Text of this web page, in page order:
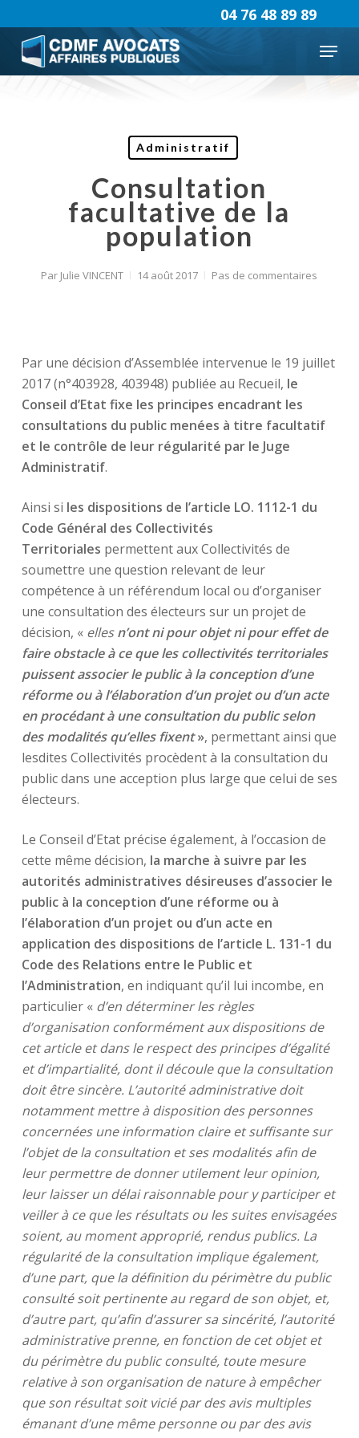
to
main
content
Menu
04 76 48 89 89
Administratif
Consultation
facultative de la
population
Par Julie VINCENT 14 août 2017 Pas de commentaires
Par une décision d’Assemblée intervenue le 19 juillet
2017 (n°403928, 403948) publiée au Recueil, le
Conseil d’Etat fixe les principes encadrant les
consultations du public menées à titre facultatif
et le contrôle de leur régularité par le Juge
Administratif.
Ainsi si les dispositions de l’article LO. 1112-1 du
Code Général des Collectivités
Territoriales permettent aux Collectivités de
soumettre une question relevant de leur
compétence à un référendum local ou d’organiser
une consultation des électeurs sur un projet de
décision, « ellesn’ont ni pour objet ni pour effet de
faire obstacle à ce que les collectivités territoriales
puissent associer le public à la conception d’une
réforme ou à l’élaboration d’un projet ou d’un acte
en procédant à une consultation du public selon
des modalités qu’elles fixent», permettant ainsi que
lesdites Collectivités procèdent à la consultation du
public dans une acception plus large que celui de ses
électeurs.
Le Conseil d’Etat précise également, à l’occasion de
cette même décision, la marche à suivre par les
autorités administratives désireuses d’associer le
public à la conception d’une réforme ou à
l’élaboration d’un projet ou d’un acte en
application des dispositions de l’article L. 131-1 du
Code des Relations entre le Public et
l’Administration, en indiquant qu’il lui incombe, en
particulier « d’en déterminer les règles
d’organisation conformément aux dispositions de
cet article et dans le respect des principes d’égalité
et d’impartialité, dont il découle que la consultation
doit être sincère. L’autorité administrative doit
notamment mettre à disposition des personnes
concernées une information claire et suffisante sur
l’objet de la consultation et ses modalités afin de
leur permettre de donner utilement leur opinion,
leur laisser un délai raisonnable pour y participer et
veiller à ce que les résultats ou les suites envisagées
soient, au moment approprié, rendus publics. La
régularité de la consultation implique également,
d’une part, que la définition du périmètre du public
consulté soit pertinente au regard de son objet, et,
d’autre part, qu’afin d’assurer sa sincérité, l’autorité
administrative prenne, en fonction de cet objet et
du périmètre du public consulté, toute mesure
relative à son organisation de nature à empêcher
que son résultat soit vicié par des avis multiples
émanant d’une même personne ou par des avis